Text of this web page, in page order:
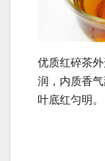
优质红碎茶
润，内质香
叶底红匀明。